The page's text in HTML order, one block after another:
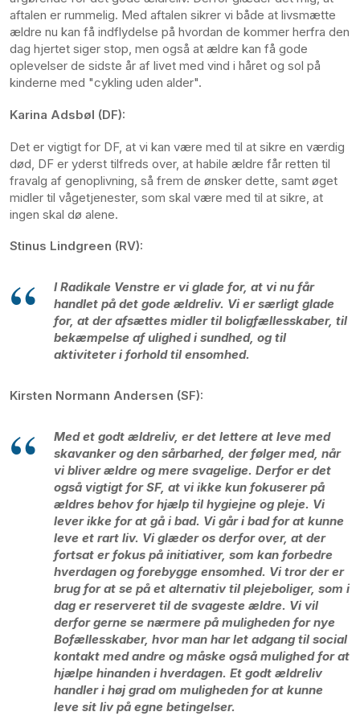
aftalen er rummelig. Med aftalen sikrer vi både at livsmætte
ældre nu kan få indflydelse på hvordan de kommer herfra den
dag hjertet siger stop, men også at ældre kan få gode
oplevelser de sidste år af livet med vind i håret og sol på
kinderne med "cykling uden alder".
Karina Adsbøl (DF):
Det er vigtigt for DF, at vi kan være med til at sikre en værdig
død, DF er yderst tilfreds over, at habile ældre får retten til
fravalg af genoplivning, så frem de ønsker dette, samt øget
midler til vågetjenester, som skal være med til at sikre, at
ingen skal dø alene.
Stinus Lindgreen (RV):
I Radikale Venstre er vi glade for, at vi nu får
handlet på det gode ældreliv. Vi er særligt glade
for, at der afsættes midler til boligfællesskaber, til
bekæmpelse af ulighed i sundhed, og til
aktiviteter i forhold til ensomhed.
Kirsten Normann Andersen (SF):
Med et godt ældreliv, er det lettere at leve med
skavanker og den sårbarhed, der følger med, når
vi bliver ældre og mere svagelige. Derfor er det
også vigtigt for SF, at vi ikke kun fokuserer på
ældres behov for hjælp til hygiejne og pleje. Vi
lever ikke for at gå i bad. Vi går i bad for at kunne
leve et rart liv. Vi glæder os derfor over, at der
fortsat er fokus på initiativer, som kan forbedre
hverdagen og forebygge ensomhed. Vi tror der er
brug for at se på et alternativ til plejeboliger, som i
dag er reserveret til de svageste ældre. Vi vil
derfor gerne se nærmere på muligheden for nye
Bofællesskaber, hvor man har let adgang til social
kontakt med andre og måske også mulighed for at
hjælpe hinanden i hverdagen. Et godt ældreliv
handler i høj grad om muligheden for at kunne
leve sit liv på egne betingelser.